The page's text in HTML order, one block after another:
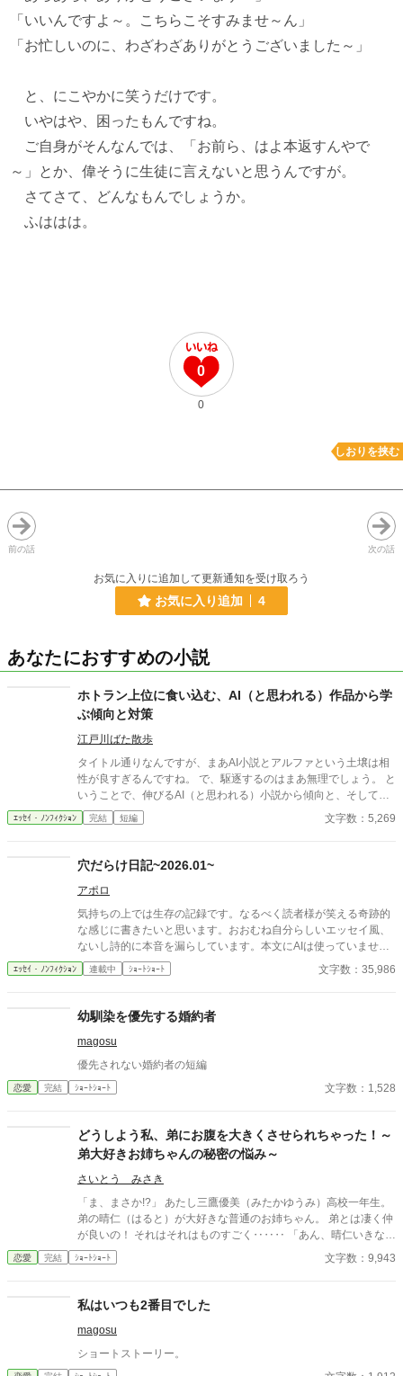
「いいんですよ～。こちらこそすみませ～ん」
「お忙しいのに、わざわざありがとうございました～」
と、にこやかに笑うだけです。
いやはや、困ったもんですね。
ご自身がそんなんでは、「お前ら、はよ本返すんやで
～」とか、偉そうに生徒に言えないと思うんですが。
さてさて、どんなもんでしょうか。
ふははは。
0
0
しおりを挟む
前の話 次の話
お気に入りに追加して更新通知を受け取ろう
お気に入り追加 4
あなたにおすすめの小説
ホトラン上位に食い込む、AI（と思われる）作品から学
ぶ傾向と対策
江戸川ばた散歩
タイトル通りなんですが、まあAI小説とアルファという土壌は相
性が良すぎるんですね。 で、駆逐するのはまあ無理でしょう。 と
いうことで、伸びるAI（と思われる）小説から傾向と、そして自
筆系にも生かせること、そしてAIには無理なことに関して。
ｴｯｾｲ・ﾉﾝﾌｨｸｼｮﾝ 完結 短編 文字数：5,269
穴だらけ日記~2026.01~
アポロ
気持ちの上では生存の記録です。なるべく読者様が笑える奇跡的
な感じに書きたいと思います。おおむね自分らしいエッセイ風、
ないし詩的に本音を漏らしています。本文にAIは使っていませ
ん。
ｴｯｾｲ・ﾉﾝﾌｨｸｼｮﾝ 連載中 ｼｮｰﾄｼｮｰﾄ 文字数：35,986
幼馴染を優先する婚約者
magosu
優先されない婚約者の短編
恋愛 完結 ｼｮｰﾄｼｮｰﾄ 文字数：1,528
どうしよう私、弟にお腹を大きくさせられちゃった！～
弟大好きお姉ちゃんの秘密の悩み～
さいとう みさき
「ま、まさか!?」 あたし三鷹優美（みたかゆうみ）高校一年生。
弟の晴仁（はると）が大好きな普通のお姉ちゃん。 弟とは凄く仲
が良いの！ それはそれはものすごく‥‥‥ 「あん、晴仁いきなり
そんなのお口に入らないよぉ～♡」 そんな関係のあたしたち。 で
もある日トイレであたしはアレが来そうなのになかなか来ないの
お腹が出て来てる!?」 お姉ちゃんの秘密の悩みです。
恋愛 完結 ｼｮｰﾄｼｮｰﾄ 文字数：9,943
私はいつも2番目でした
magosu
ショートストーリー。